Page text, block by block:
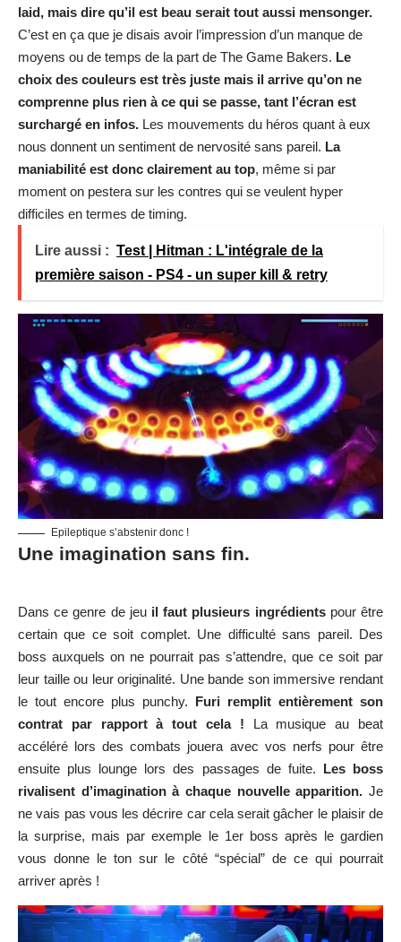
laid, mais dire qu’il est beau serait tout aussi mensonger.
C’est en ça que je disais avoir l’impression d’un manque de
moyens ou de temps de la part de The Game Bakers. Le
choix des couleurs est très juste mais il arrive qu’on ne
comprenne plus rien à ce qui se passe, tant l’écran est
surchargé en infos. Les mouvements du héros quant à eux
nous donnent un sentiment de nervosité sans pareil. La
maniabilité est donc clairement au top, même si par
moment on pestera sur les contres qui se veulent hyper
difficiles en termes de timing.
Lire aussi : Test | Hitman : L'intégrale de la
première saison - PS4 - un super kill & retry
Epileptique s’abstenir donc !
Une imagination sans fin.
Dans ce genre de jeu il faut plusieurs ingrédientspour être
certain que ce soit complet. Une difficulté sans pareil. Des
boss auxquels on ne pourrait pas s’attendre, que ce soit par
leur taille ou leur originalité. Une bande son immersive rendant
le tout encore plus punchy. Furi remplit entièrement son
contrat par rapport à tout cela ! La musique au beat
accéléré lors des combats jouera avec vos nerfs pour être
ensuite plus lounge lors des passages de fuite. Les boss
rivalisent d’imagination à chaque nouvelle apparition. Je
ne vais pas vous les décrire car cela serait gâcher le plaisir de
la surprise, mais par exemple le 1er boss après le gardien
vous donne le ton sur le côté “spécial” de ce qui pourrait
arriver après !